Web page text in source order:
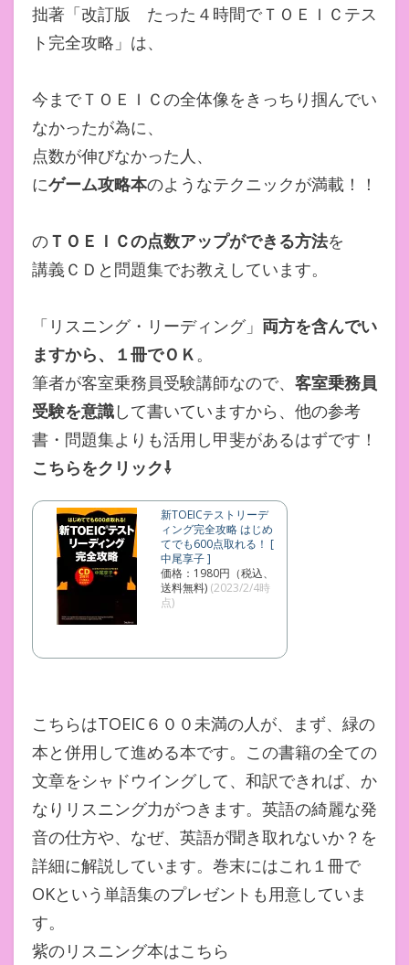
拙著「改訂版 たった４時間でＴＯＥＩＣテス
ト完全攻略」は、
今までＴＯＥＩＣの全体像をきっちり掴んでい
なかったが為に、
点数が伸びなかった人、
にゲーム攻略本のようなテクニックが満載！！
のＴＯＥＩＣの点数アップができる方法を
講義ＣＤと問題集でお教えしています。
「リスニング・リーディング」 両方を含んでい
ますから、１冊でＯＫ。
筆者が客室乗務員受験講師なので、 客室乗務員
受験を意識して書いていますから、他の参考
書・問題集よりも活用し甲斐があるはずです！
こちらをクリック⇩
新TOEICテストリーデ
ィング完全攻略 はじめ
てでも600点取れる！ [
中尾享子 ]
価格：1980円（税込、
送料無料) (2023/2/4時
点)
こちらはTOEIC６００未満の人が、まず、緑の
本と併用して進める本です。この書籍の全ての
文章をシャドウイングして、和訳できれば、か
なりリスニング力がつきます。英語の綺麗な発
音の仕方や、なぜ、英語が聞き取れないか？を
詳細に解説しています。巻末にはこれ１冊で
OKという単語集のプレゼントも用意していま
す。
紫のリスニング本はこちら